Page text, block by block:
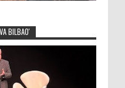
BILBAO'